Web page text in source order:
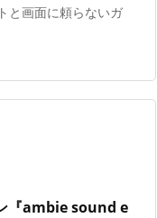
と画面に頼らないガ
『ambie sound e